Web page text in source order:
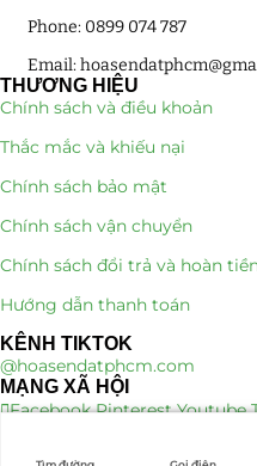
Quà Noel - Quà Giáng Sinh
Quà Tặng Khách Hàng
Quà Tết
Quà Tặng 20 11
Sen Đá DECOR
Bình Hoa Sen Đá
Bó Hoa Sen Đá
Phone: 0899 074 787
Email:
THƯƠNG HIỆU
Chính sách và điều khoản
Thắc mắc và khiếu nại
Chính sách bảo mật
Chính sách vận chuyển
Chính sách đổi trả và hoàn
Hướng dẫn thanh toán
KÊNH TIKTOK
@hoasendatphcm.com
MẠNG XÃ HỘI
Facebook Pinterest Youtube